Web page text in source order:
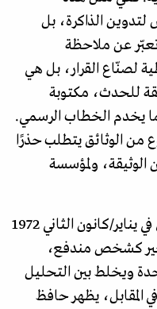
الذاكرة، بل
تعبّر عن ملاحظة
لصنّاع القرار، بل هي
للحدث، مكتوبة
يخدم الخطاب الرسمي.
من الوثائق يتطلب حذرًا
ولمؤسسة
تبدأ سلسلة "المجلة" من لقاء جرى في يناير/كانون الثاني 1972
كشخص مندفع،
ويخلط بين التحليل
المقابل، يظهر حافظ